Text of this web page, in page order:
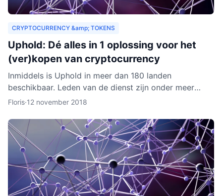
CRYPTOCURRENCY &amp; TOKENS
Uphold: Dé alles in 1 oplossing voor het
(ver)kopen van cryptocurrency
Inmiddels is Uphold in meer dan 180 landen
beschikbaar. Leden van de dienst zijn onder meer
bedrijven, ontwikkelaars, particulieren, ngo’s en non-
Floris·12 november 2018